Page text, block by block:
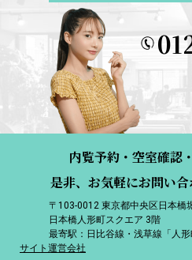
内覧予約・空室確認
是非、お気軽にお問い合
〒103-0012 東京都中央区日本橋
日本橋人形町スクエア 3階
最寄駅：日比谷線・浅草線「人
サイト運営会社